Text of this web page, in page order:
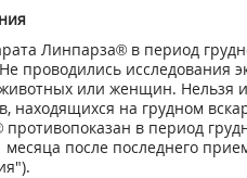
Линпарза® в период
проводились исследования
или женщин. Нельзя
находящихся на грудном
противопоказан в период
после последнего